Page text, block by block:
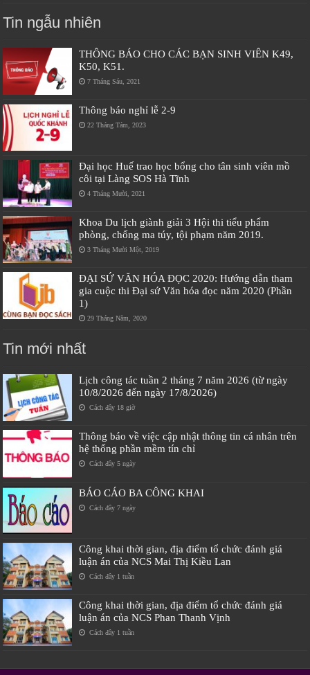
Tin ngẫu nhiên
THÔNG BÁO CHO CÁC BẠN SINH VIÊN K49,
K50, K51.
7 Tháng Sáu, 2021
Thông báo nghỉ lễ 2-9
22 Tháng Tám, 2023
Đại học Huế trao học bổng cho tân sinh viên mồ
côi tại Làng SOS Hà Tĩnh
4 Tháng Mười, 2021
Khoa Du lịch giành giải 3 Hội thi tiểu phẩm
phòng, chống ma túy, tội phạm năm 2019.
3 Tháng Mười Một, 2019
ĐẠI SỨ VĂN HÓA ĐỌC 2020: Hướng dẫn tham
gia cuộc thi Đại sứ Văn hóa đọc năm 2020 (Phần
1)
29 Tháng Năm, 2020
Tin mới nhất
Lịch công tác tuần 2 tháng 7 năm 2026 (từ ngày
10/8/2026 đến ngày 17/8/2026)
Cách đây 18 giờ
Thông báo về việc cập nhật thông tin cá nhân trên
hệ thống phần mềm tín chỉ
Cách đây 5 ngày
BÁO CÁO BA CÔNG KHAI
Cách đây 7 ngày
Công khai thời gian, địa điểm tổ chức đánh giá
luận án của NCS Mai Thị Kiều Lan
Cách đây 1 tuần
Công khai thời gian, địa điểm tổ chức đánh giá
luận án của NCS Phan Thanh Vịnh
Cách đây 1 tuần